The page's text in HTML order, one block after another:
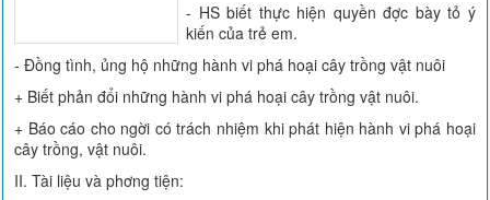
- HS biết thực hiện quyền đợc bày tỏ ý
kiến của trẻ em.
- Đồng tình, ủng hộ những hành vi phá hoại cây trồng vật nuôi
+ Biết phản đổi những hành vi phá hoại cây trồng vật nuôi.
+ Báo cáo cho ngời có trách nhiệm khi phát hiện hành vi phá hoại
cây trồng, vật nuôi.
II. Tài liệu và phơng tiện: